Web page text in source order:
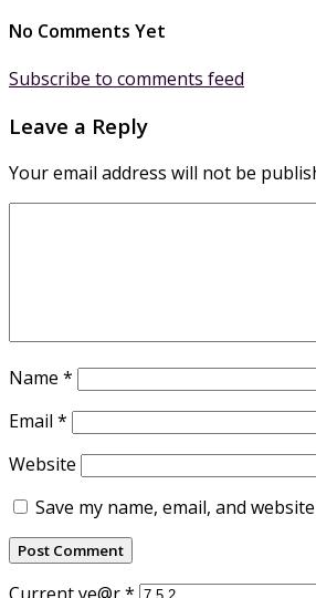
No Comments Yet
Subscribe to comments feed
Leave a Reply
Your email address will not be
Name *
Email *
Website
Save my name, email, and
Current ye@r*